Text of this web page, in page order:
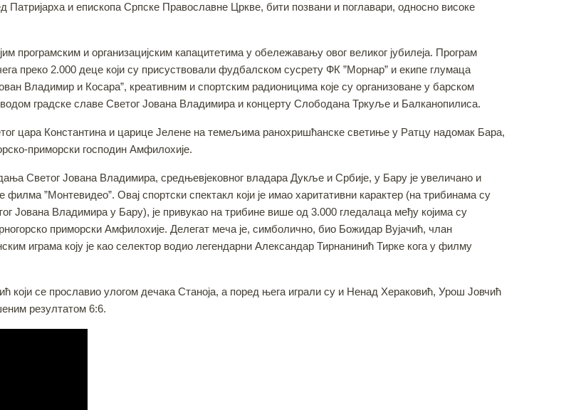
Патријарха и епископа Српске Православне Цркве, бити позвани и поглавари, односно високе
програмским и организацијским капацитетима у обележавању овог великог јубилеја. Програм
преко 2.000 деце који су присуствовали фудбалском сусрету ФК ”Морнар” и екипе глумаца
Владимир и Косара”, креативним и спортским радионицима које су организоване у барском
градске славе Светог Јована Владимира и концерту Слободана Тркуље и Балканопилиса.
цара Константина и царице Јелене на темељима ранохришћанске светиње у Ратцу надомак Бара,
приморски господин Амфилохије.
Светог Јована Владимира, средњевјековног владара Дукље и Србије, у Бару је увеличано и
”Монтевидео”. Овај спортски спектакл који је имао харитативни карактер (на трибинама су
Јована Владимира у Бару), је привукао на трибине више од 3.000 гледалаца међу којима су
приморски Амфилохије. Делегат меча је, симболично, био Божидар Вујачић, члан
играма коју је као селектор водио легендарни Александар Тирнанинић Тирке кога у филму
који се прославио улогом дечака Станоја, а поред њега играли су и Ненад Хераковић, Урош Јовчић
резултатом 6:6.